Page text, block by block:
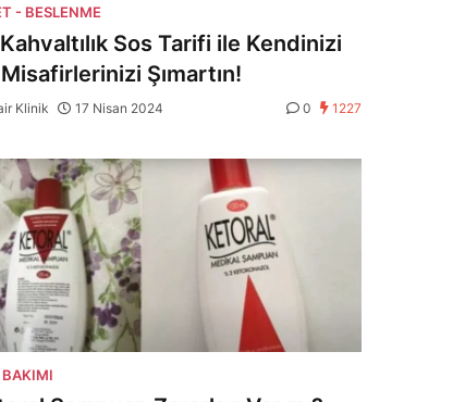
- BESLENME
Sos Tarifi ile Kendinizi
Şımartın!
Klinik 17 Nisan 2024 0 1227
BAKIMI